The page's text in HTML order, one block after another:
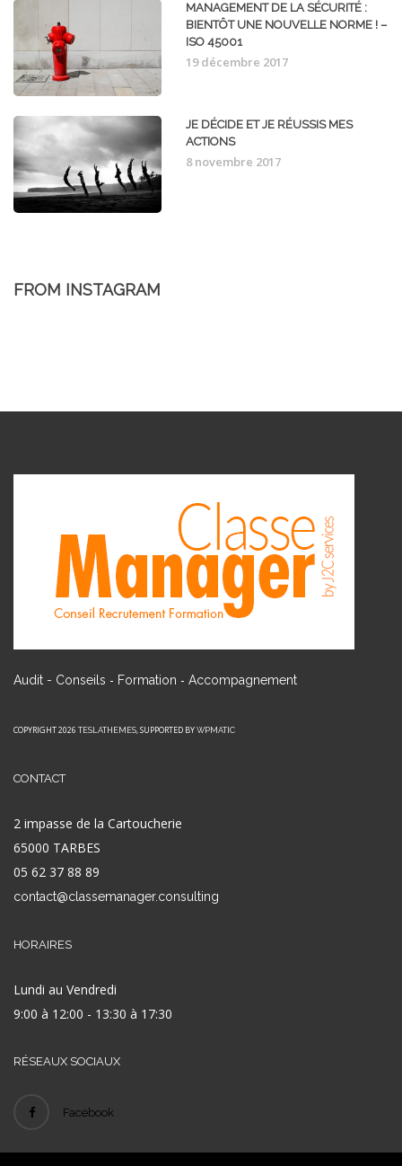
MANAGEMENT DE LA SÉCURITÉ :
BIENTÔT UNE NOUVELLE NORME ! –
ISO 45001
19 décembre 2017
JE DÉCIDE ET JE RÉUSSIS MES
ACTIONS
8 novembre 2017
FROM INSTAGRAM
Audit - Conseils - Formation - Accompagnement
COPYRIGHT 2026 TESLATHEMES, SUPPORTED BY WPMATIC
CONTACT
2 impasse de la Cartoucherie
65000 TARBES
05 62 37 88 89
contact@classemanager.consulting
HORAIRES
Lundi au Vendredi
9:00 à 12:00 - 13:30 à 17:30
RÉSEAUX SOCIAUX
Facebook